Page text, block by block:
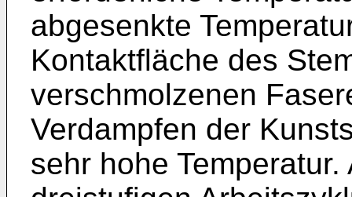
abgesenkte
Kontaktfläche des
verschmolzenen
Verdampfen der
sehr hohe